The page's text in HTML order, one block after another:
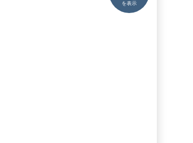
を表示